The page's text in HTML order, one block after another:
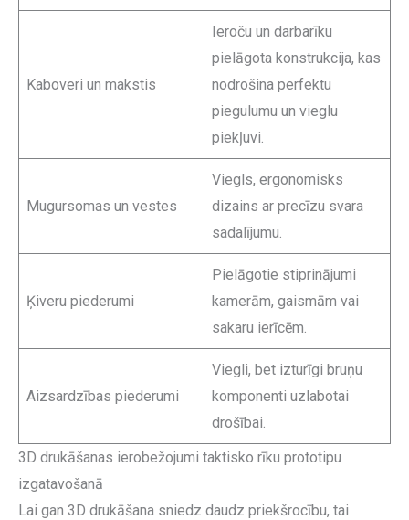
Kaboveri un makstis
Ieroču un darbarīku
pielāgota konstrukcija, kas
nodrošina perfektu
piegulumu un vieglu
piekļuvi.
Mugursomas un vestes
Viegls, ergonomisks
dizains ar precīzu svara
sadalījumu.
Ķiveru piederumi
Pielāgotie stiprinājumi
kamerām, gaismām vai
sakaru ierīcēm.
Aizsardzības piederumi
Viegli, bet izturīgi bruņu
komponenti uzlabotai
drošībai.
3D drukāšanas ierobežojumi taktisko rīku prototipu
izgatavošanā
Lai gan 3D drukāšana sniedz daudz priekšrocību, tai